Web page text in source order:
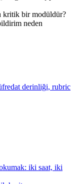
kritik bir modüldür?
neden
derinliği, rubric
iki saat, iki